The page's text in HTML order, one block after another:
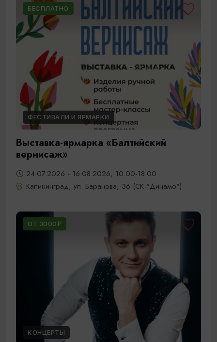
БЕСПЛАТНО
ФЕСТИВАЛИ И ЯРМАРКИ
Выставка-ярмарка «Балтийский
вернисаж»
24.07.2026 - 16.08.2026, 10:00-18:00
Калининград, ул. Баранова, 36 (СК "Динамо")
ОТ 3000₽
КОНЦЕРТЫ